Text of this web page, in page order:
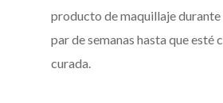
producto de maquillaje durante
par de semanas hasta que esté
curada.